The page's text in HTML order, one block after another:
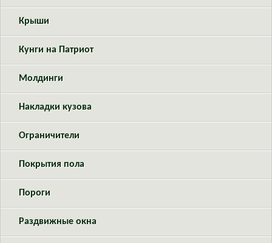
Крыши
Кунги на Патриот
Молдинги
Накладки кузова
Ограничители
Покрытия пола
Пороги
Раздвижные окна